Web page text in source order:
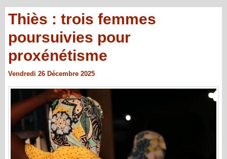
Thiès : trois femmes
poursuivies pour
proxénétisme
Vendredi 26 Décembre 2025